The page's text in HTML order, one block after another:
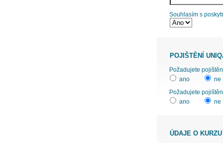
Souhlasím s
POJIŠTĚNÍ
ano
ne
Požadujete
ano
ne
ÚDAJE O KURZU